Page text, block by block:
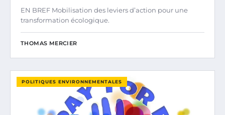
EN BREF Mobilisation des leviers d’action pour une
transformation écologique.
THOMAS MERCIER
POLITIQUES ENVIRONNEMENTALES